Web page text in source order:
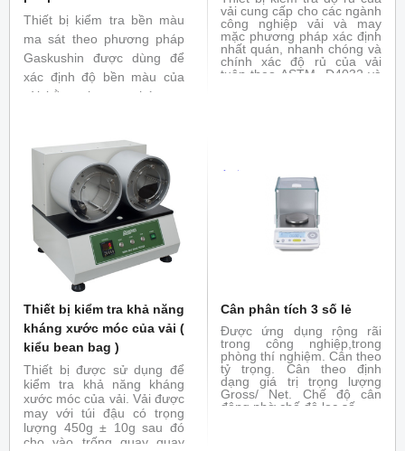
Thiết bị kiểm tra bền màu
ma sát theo phương pháp
Gaskushin được dùng để
xác định độ bền màu của
vài bằng phương pháp ma
mặt trên tác động 1 lực
khoảng 2N xuống mặt dưới.
vải cung cấp cho các ngành
công nghiệp vải và may
mặc phương pháp xác định
nhất quán, nhanh chóng và
chính xác độ rủ của vải
tuân theo ASTM D4032 và
Thiết bị kiểm tra khả năng
kháng xước móc của vải (
kiểu bean bag )
Thiết bị được sử dụng để
kiểm tra khả năng kháng
xước móc của vải. Vải được
may với túi đậu có trọng
lượng 450g ± 10g sau đó
cho vào trống quay quay
Cân phân tích 3 số lẻ
Được ứng dụng rộng rãi
trong công nghiệp,trong
phòng thí nghiệm. Cân theo
tỷ trọng. Cân theo định
dạng giá trị trọng lượng
Gross/ Net. Chế độ cân
động nhờ chế độ lọc số.